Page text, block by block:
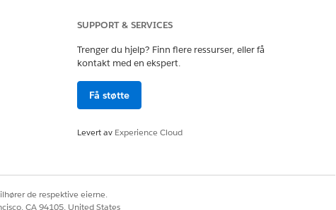
eller risikoen som viste seg,
og koble hvert problem til kildeposten.
Gjennomgang og Avsluttet.
policyer og handlingsplanmaler, og gi
SUPPORT & SERVICES
Trenger du hjelp? Finn flere ressurser, eller få
kontakt med en ekspert.
Få støtte
Levert av Experience Cloud
de respektive eierne.
CA 94105, United States